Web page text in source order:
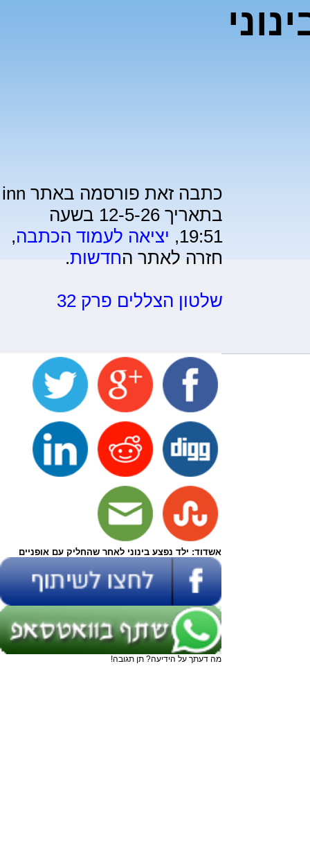
כתבה זאת פורסמה באתר inn
בתאריך 12-5-26 בשעה
19:51, יציאה לעמוד הכתבה,
חזרה לאתר החדשות.
שלטון הצללים פרק 32
אשדוד: ילד נפצע בינוני לאחר שהחליק עם אופניים
מה דעתך על הידיעה? תן תגובה!